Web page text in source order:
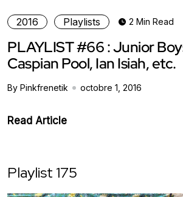
2016 Playlists 2 Min Read
PLAYLIST #66 : Junior
Caspian Pool, Ian Isiah, etc.
By Pinkfrenetik octobre 1, 2016
Read Article
Playlist 175